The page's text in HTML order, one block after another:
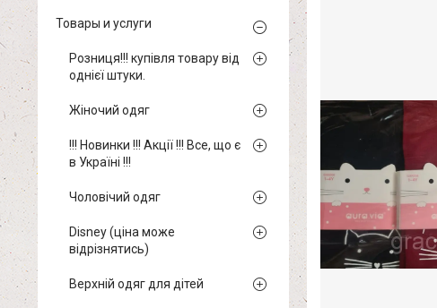
Товары и услуги
Розниця!!! купівля товару від
однієї штуки.
Жіночий одяг
!!! Новинки !!! Акції !!! Все, що є
в Україні !!!
Чоловічий одяг
Disney (ціна може
відрізнятись)
Верхній одяг для дітей